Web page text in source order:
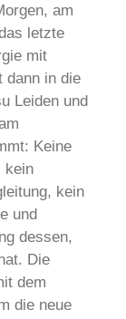
am
letzte
mit
dann in die
Leiden und
Keine
kein
kein
und
dessen,
Die
dem
die neue